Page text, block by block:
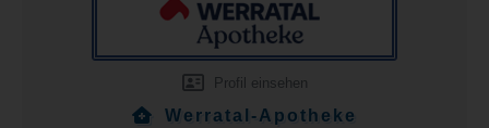
Profil einsehen
Werratal-Apotheke